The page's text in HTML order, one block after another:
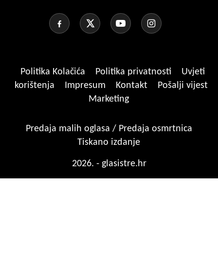
Politika Kolačića Politika privatnosti
Uvjeti
korištenja
Impresum Kontakt
Pošalji vijest
Marketing
Predaja malih oglasa / Predaja osmrtnica
Tiskano izdanje
2026. - glasistre.hr